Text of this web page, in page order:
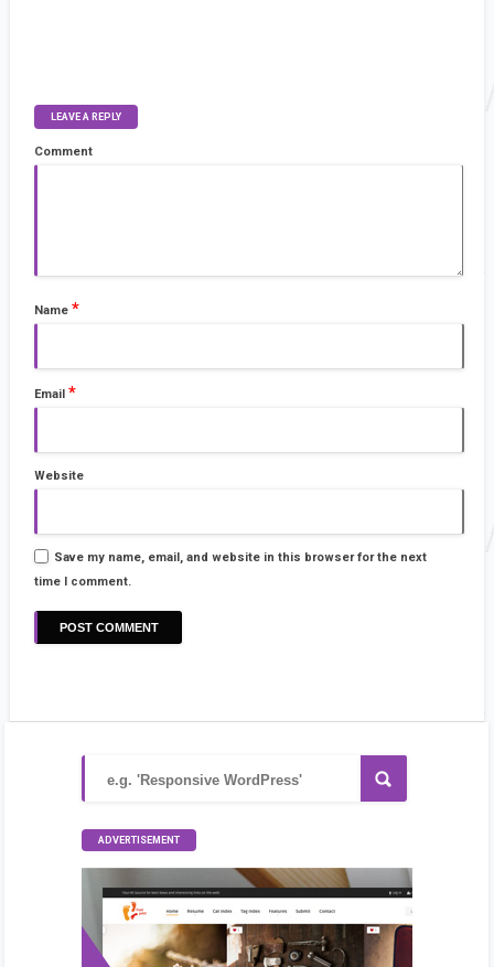
LEAVE A REPLY
Comment
Name *
Email *
Website
Save my name, email, and website in this browser for the next
time I comment.
ADVERTISEMENT